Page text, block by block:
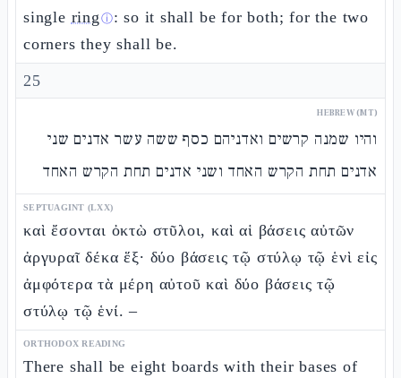
single ring ⓘ: so it shall be for both; for the two
corners they shall be.
25
HEBREW (MT)
והיו שמנה קרשים ואדניהם כסף ששה עשר אדנים שני
אדנים תחת הקרש האחד ושני אדנים תחת הקרש האחד
SEPTUAGINT (LXX)
καὶ ἔσονται ὀκτὼ στῦλοι, καὶ αἱ βάσεις αὐτῶν
ἀργυραῖ δέκα ἕξ· δύο βάσεις τῷ στύλῳ τῷ ἑνὶ εἰς
ἀμφότερα τὰ μέρη αὐτοῦ καὶ δύο βάσεις τῷ
στύλῳ τῷ ἑνί. –
ORTHODOX READING
There shall be eight boards with their bases of